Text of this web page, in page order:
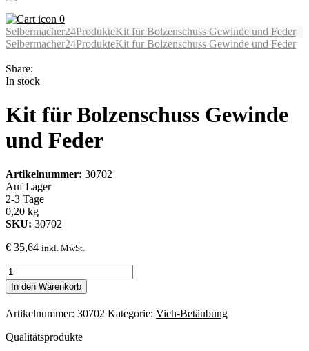
0
Selbermacher24ProdukteKit für Bolzenschuss Gewinde und Feder
Selbermacher24ProdukteKit für Bolzenschuss Gewinde und Feder
Share:
In stock
Kit für Bolzenschuss Gewinde
und Feder
Artikelnummer: 30702
Auf Lager
2-3 Tage
0,20 kg
SKU: 30702
€ 35,64 inkl. MwSt.
Kit
für
Bolzenschuss
Gewinde
und
Feder
Menge
In den Warenkorb
Artikelnummer: 30702 Kategorie: Vieh-Betäubung
Qualitätsprodukte